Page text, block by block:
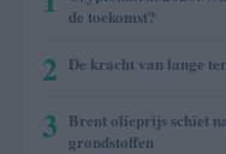
de toekomst?
2 De kracht van lange
3 Brent olieprijs schiet
grondstoffen